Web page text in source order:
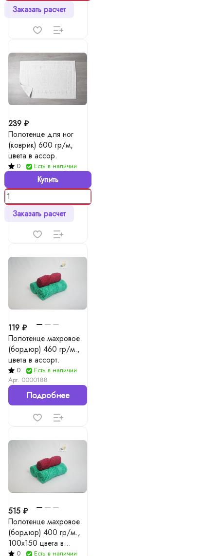
Заказать расчет
239 ₽
Полотенце для ног
(коврик) 600 гр/м,
цвета в ассор.
0 Есть в наличии
Купить
Заказать расчет
119 ₽
Полотенце махровое
(бордюр) 460 гр/м.,
цвета в ассорт.
0
Есть в наличии
Арт. 0000188
Подробнее
515 ₽
Полотенце махровое
(бордюр) 400 гр/м.,
100x150 цвета в
0 Есть в наличии